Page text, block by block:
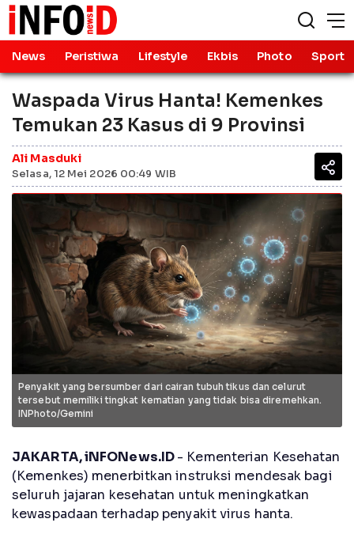
News Peristiwa Lifestyle Ekbis Photo Sport
Waspada Virus Hanta! Kemenkes
Temukan 23 Kasus di 9 Provinsi
Ali Masduki
Selasa, 12 Mei 2026 00:49 WIB
Penyakit yang bersumber dari cairan tubuh tikus dan celurut
tersebut memiliki tingkat kematian yang tidak bisa diremehkan.
INPhoto/Gemini
JAKARTA, iNFONews.ID- Kementerian Kesehatan
(Kemenkes) menerbitkan instruksi mendesak bagi
seluruh jajaran kesehatan untuk meningkatkan
kewaspadaan terhadap penyakit virus hanta.